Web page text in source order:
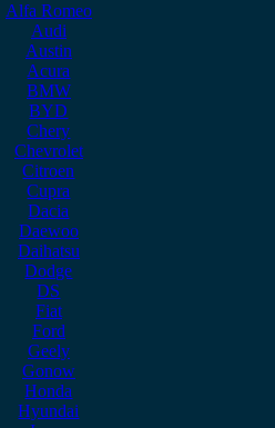
Alfa Romeo
Audi
Austin
Acura
BMW
BYD
Chery
Chevrolet
Citroen
Cupra
Dacia
Daewoo
Daihatsu
Dodge
DS
Fiat
Ford
Geely
Gonow
Honda
Hyundai